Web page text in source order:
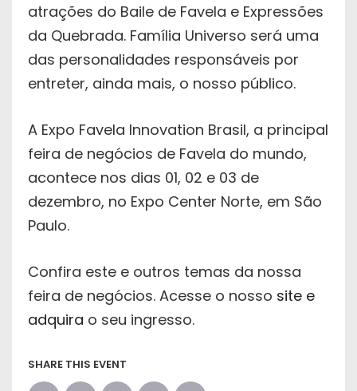
atrações do Baile de Favela e Expressões
da Quebrada. Família Universo será uma
das personalidades responsáveis por
entreter, ainda mais, o nosso público.
A Expo Favela Innovation Brasil, a principal
feira de negócios de Favela do mundo,
acontece nos dias 01, 02 e 03 de
dezembro, no Expo Center Norte, em São
Paulo.
Confira este e outros temas da nossa
feira de negócios. Acesse o nosso site e
adquira o seu ingresso.
SHARE THIS EVENT